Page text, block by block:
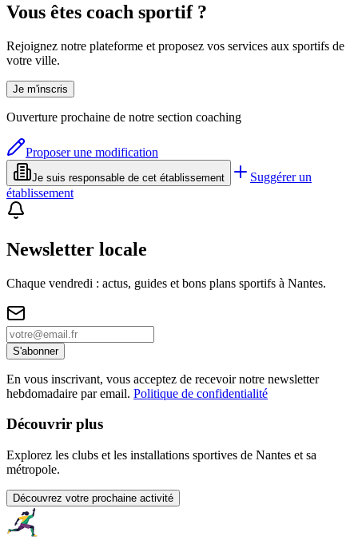
Vous êtes coach sportif ?
Rejoignez notre plateforme et proposez vos services aux sportifs de
votre ville.
Je m'inscris
Ouverture prochaine de notre section coaching
Proposer une modification
Je suis responsable de cet établissement
Suggérer un
établissement
Newsletter locale
Chaque vendredi : actus, guides et bons plans sportifs à Nantes.
S'abonner
En vous inscrivant, vous acceptez de recevoir notre newsletter
hebdomadaire par email. Politique de confidentialité
Découvrir plus
Explorez les clubs et les installations sportives de Nantes et sa
métropole.
Découvrez votre prochaine activité